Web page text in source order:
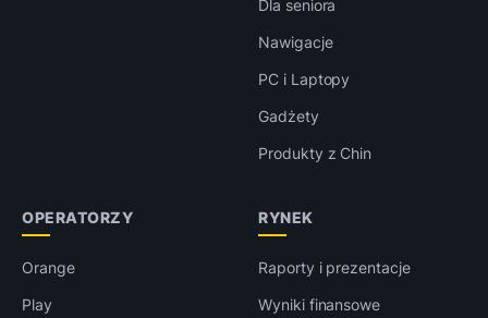
Dla seniora
Nawigacje
PC i Laptopy
Gadżety
Produkty z Chin
OPERATORZY
Orange
Play
RYNEK
Raporty i prezentacje
Wyniki finansowe